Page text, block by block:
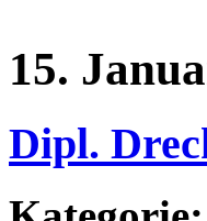
15.
Dipl.